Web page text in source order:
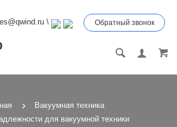
\ Обратный звонок
Вакуумная техника
для вакуумной техники